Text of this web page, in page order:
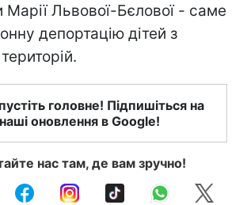
Марії Львової-Бєлової - саме
депортацію дітей з
головне! Підпишіться на
наші оновлення в Google!
нас там, де вам зручно!